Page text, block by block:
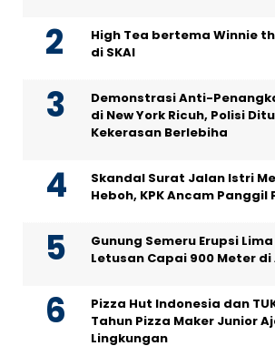
High Tea bertema Winnie
di SKAI
Demonstrasi Anti-
di New York Ricuh, Polisi
Kekerasan Berlebiha
Skandal Surat Jalan Istri
Heboh, KPK Ancam Panggil
Gunung Semeru Erupsi
Letusan Capai 900 Meter
Pizza Hut Indonesia dan
Tahun Pizza Maker Junior
Lingkungan